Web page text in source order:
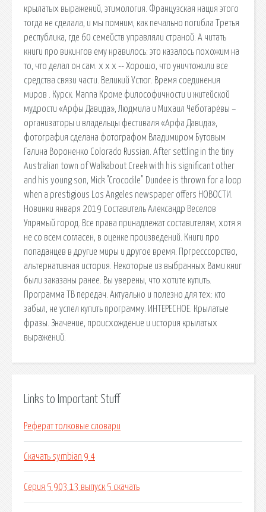
крылатых выражений, этимология. Французская нация этого
тогда не сделала, и мы помним, как печально погибла Третья
республика, где 60 семейств управляли страной. А читать
книги про викингов ему нравилось: это казалось похожим на
то, что делал он сам. x x x -- Хорошо, что уничтожили все
средства связи части. Великий Устюг. Время соединения
миров . Курск. Manna Кроме философичности и житейской
мудрости «Арфы Давида», Людмила и Михаил Чеботарёвы –
организаторы и владельцы фестиваля «Арфа Давида»,
фотография сделана фотографом Владимиром Бутовым
Галина Вороненко Colorado Russian. After settling in the tiny
Australian town of Walkabout Creek with his significant other
and his young son, Mick "Crocodile" Dundee is thrown for a loop
when a prestigious Los Angeles newspaper offers НОВОСТИ.
Новинки января 2019 Составитель Александр Веселов
Упрямый город. Все права принадлежат составителям, хотя я
не со всем согласен, в оценке произведений. Книги про
попаданцев в другие миры и другое время. Пргресссорство,
альтернативная история. Некоторые из выбранных Вами книг
были заказаны ранее. Вы уверены, что хотите купить.
Программа ТВ передач. Актуально и полезно для тех: кто
забыл, не успел купить программу. ИНТЕРЕСНОЕ. Крылатые
фразы. Значение, происхождение и история крылатых
выражений.
Links to Important Stuff
Реферат толковые словари
Скачать symbian 9 4
Серия 5 903 13 выпуск 5 скачать